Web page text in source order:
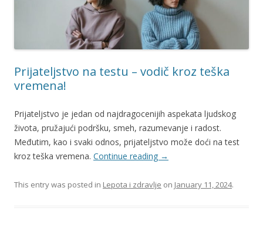
Prijateljstvo na testu – vodič kroz teška
vremena!
Prijateljstvo je jedan od najdragocenijih aspekata ljudskog
života, pružajući podršku, smeh, razumevanje i radost.
Međutim, kao i svaki odnos, prijateljstvo može doći na test
kroz teška vremena. Continue reading →
This entry was posted in Lepota i zdravlje on January 11, 2024.